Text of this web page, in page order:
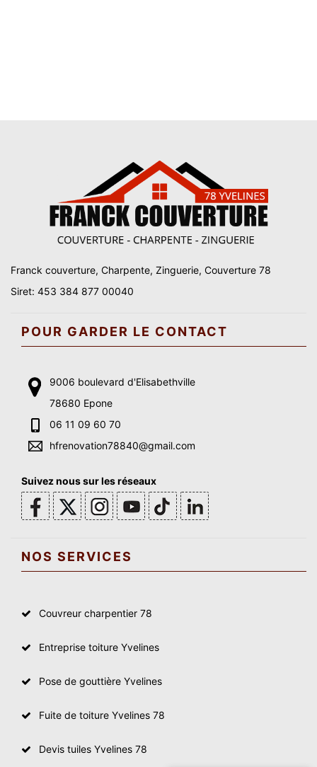
Franck couverture, Charpente, Zinguerie, Couverture 78
Siret: 453 384 877 00040
POUR GARDER LE CONTACT
9006 boulevard d'Elisabethville
78680 Epone
06 11 09 60 70
hfrenovation78840@gmail.com
Suivez nous sur les réseaux
NOS SERVICES
Couvreur charpentier 78
Entreprise toiture Yvelines
Pose de gouttière Yvelines
Fuite de toiture Yvelines 78
Devis tuiles Yvelines 78